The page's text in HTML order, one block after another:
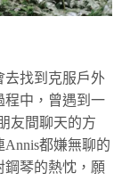
去找到克服戶外
程中，曾遇到一
友間聊天的方
都嫌無聊的
鋼琴的熱忱，願